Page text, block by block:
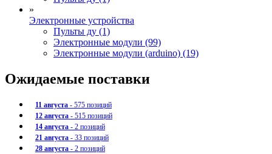
»
Электронные устройства
Пульты ду (1)
Электронные модули (99)
Электронные модули (arduino) (19)
Ожидаемые поставки
11 августа - 575 позиций
12 августа - 515 позиций
14 августа - 2 позиций
21 августа - 33 позиций
28 августа - 2 позиций